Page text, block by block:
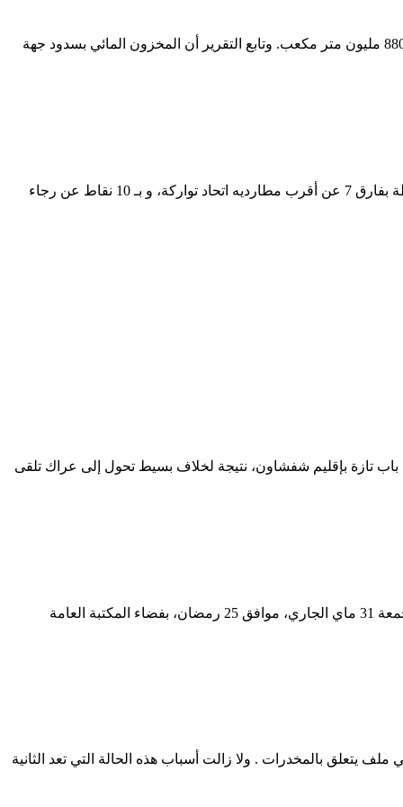
أفاد تقرير للمديرية العامة للمياه، التابعة لوزارة التجهيز والماء، بأن المخزون المائي للسدود الواقعة بتراب جهة طنجة-تطوان-الحسيمة يفوق 880 مليون متر مكعب. وتابع التقرير أن المخزون المائي بسدود جهة
يواصل فريق المغرب التطواني، الطريق نحو العودة سريعا لأجواء البطولة الوطنية الاحترافية انوي، وهو متصدر لبطولة القسم الثاني بـ 41 نقطة بفارق 7 عن أقرب مطارديه اتحاد تواركة، و بـ 10 نقاط عن رجاء
دائرة باب تازة بإقليم شفشاون، نتيجة لخلاف بسيط تحول إلى عراك تلقى
ضمن برنامج ليالي رمضان، وبإشراف من وزارة الثقافة والاتصال، تختتم دار الشعر بتطوان برنامج ليالي رمضان بإقامة “ليلة الزجل”، يوم الجمعة 31 ماي الجاري، موافق 25 رمضان، بفضاء المكتبة العامة
1995 ، كان قد أدين بسنة و أربعة أشهر حبسا في ملف يتعلق بالمخدرات . ولا زالت أسباب هذه الحالة التي تعد الثانية